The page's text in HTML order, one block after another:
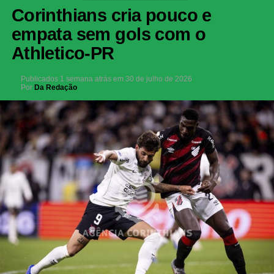
Corinthians cria pouco e
empata sem gols com o
Athletico-PR
Publicados 1 semana atrás em 30 de julho de 2026
Por Da Redação